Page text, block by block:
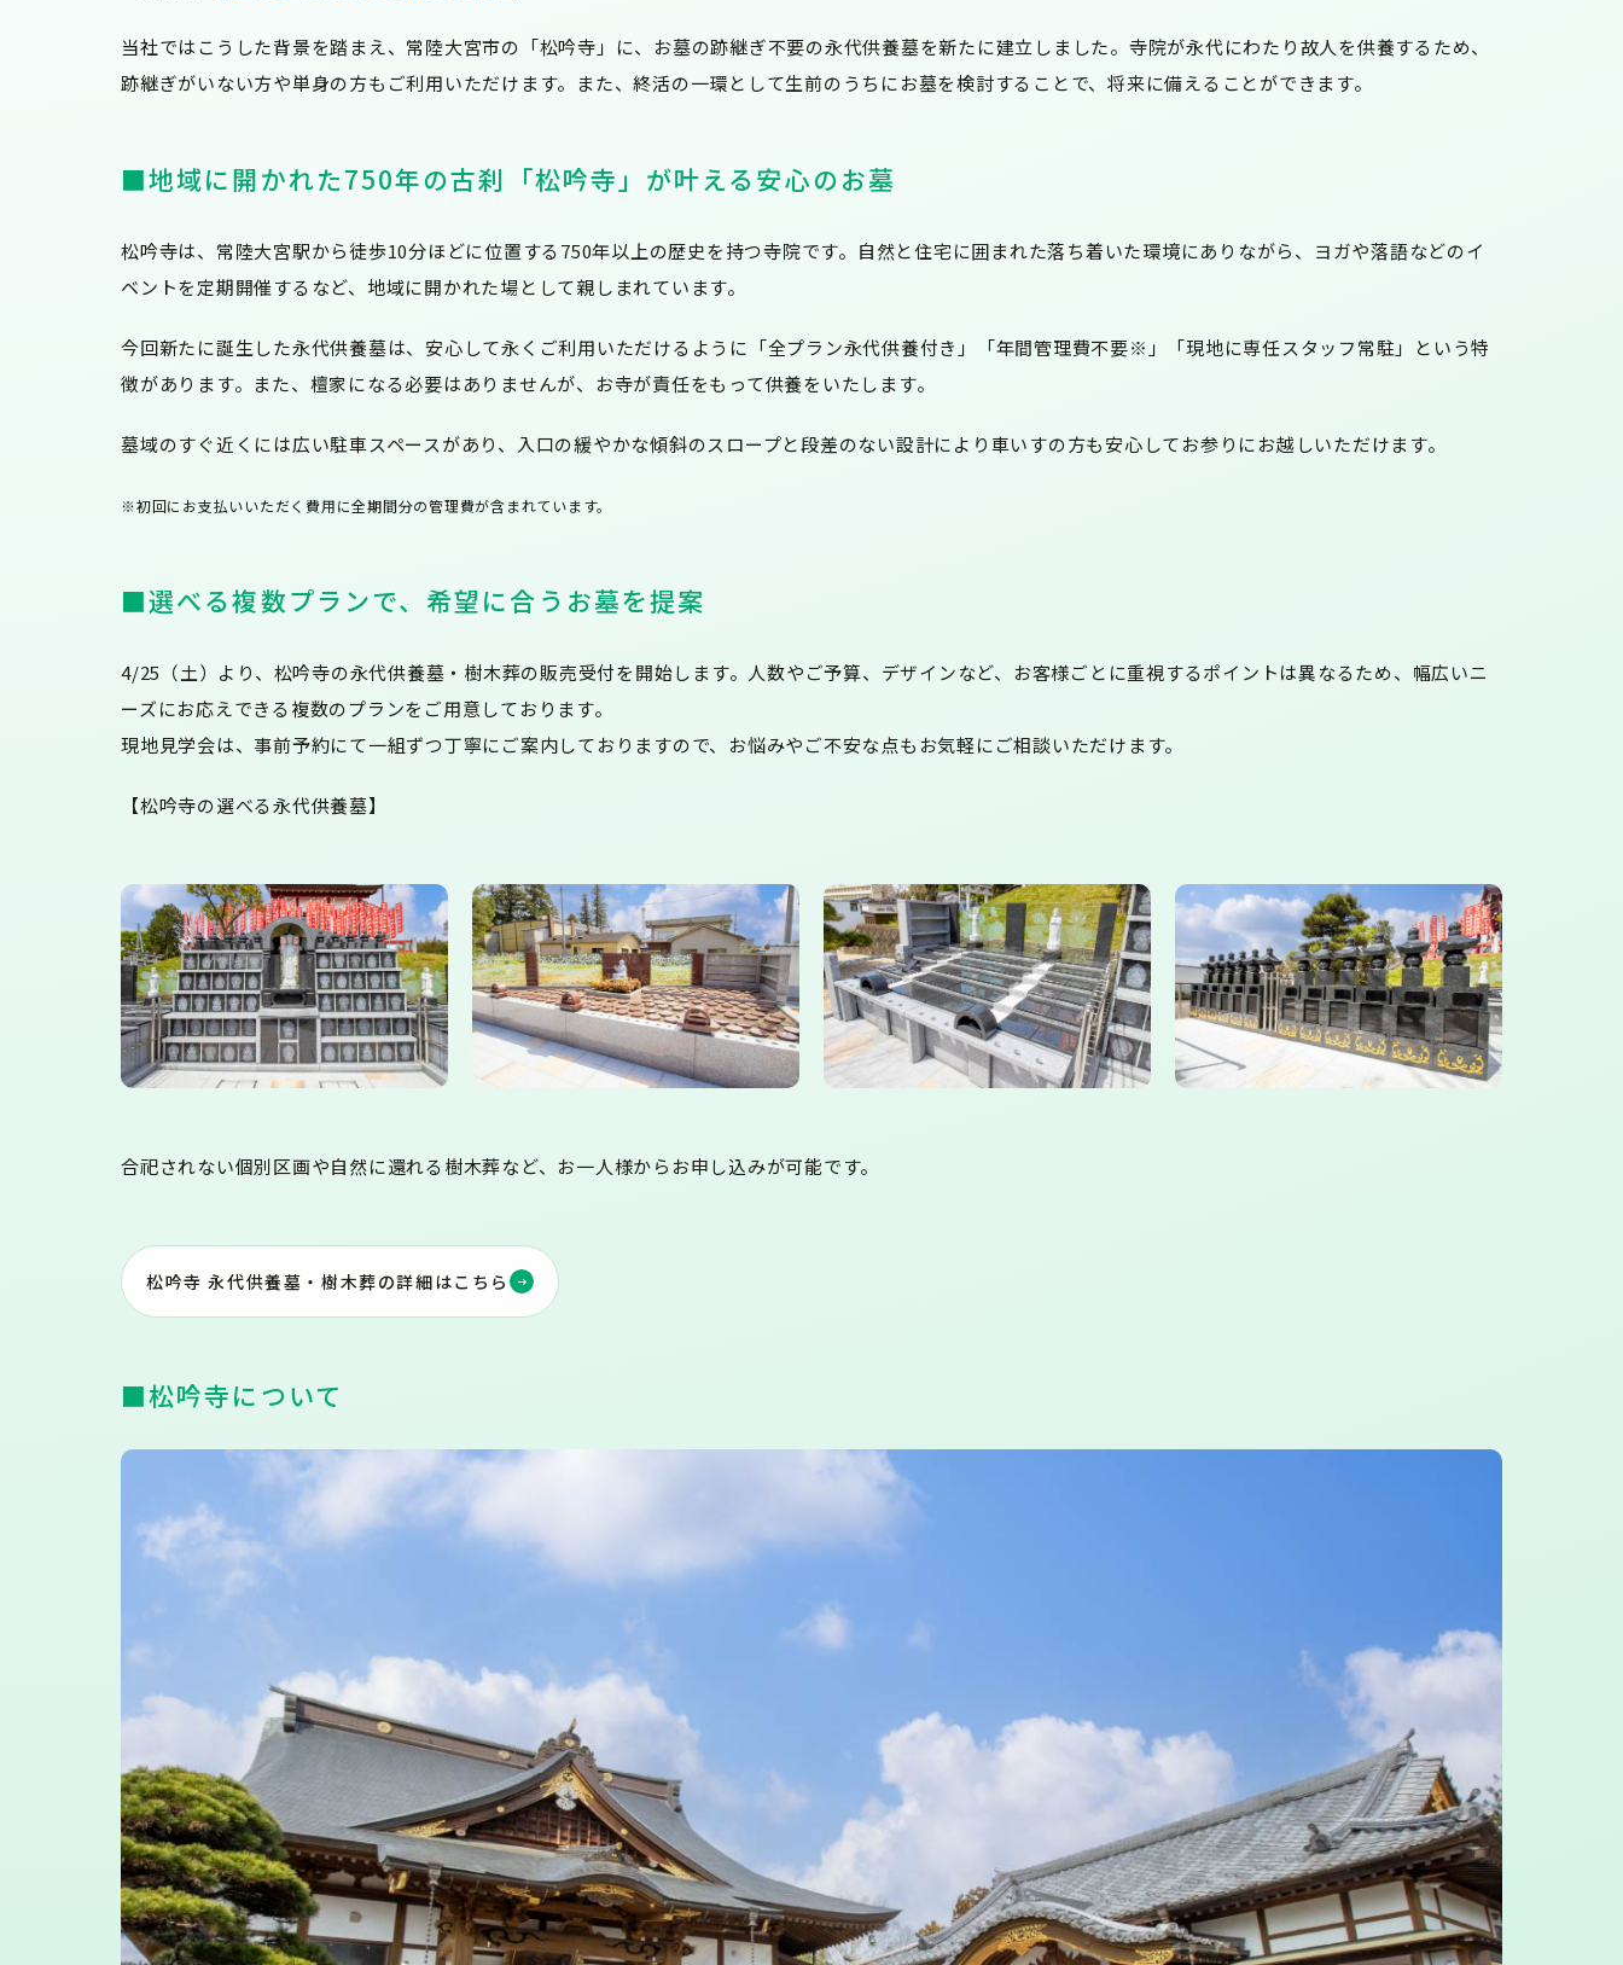
当社ではこうした背景を踏まえ、常陸大宮市の「松吟寺」に、お墓の跡継ぎ不要の永代供養墓を新たに建立しました。寺院が永代にわたり故人を供養するため、
跡継ぎがいない方や単身の方もご利用いただけます。また、終活の一環として生前のうちにお墓を検討することで、将来に備えることができます。
■地域に開かれた750年の古刹「松吟寺」が叶える安心のお墓
松吟寺は、常陸大宮駅から徒歩10分ほどに位置する750年以上の歴史を持つ寺院です。自然と住宅に囲まれた落ち着いた環境にありながら、ヨガや落語などのイ
ベントを定期開催するなど、地域に開かれた場として親しまれています。
今回新たに誕生した永代供養墓は、安心して永くご利用いただけるように 「全プラン永代供養付き」「年間管理費不要※」「現地に専任スタッフ常駐」
という特
徴があります。また、檀家になる必要はありませんが、お寺が責任をもって供養をいたします。
墓域のすぐ近くには広い駐車スペースがあり、入口の緩やかな傾斜のスロープと段差のない設計により車いすの方も安心してお参りにお越しいただけます。
※初回にお支払いいただく費用に全期間分の管理費が含まれています。
■選べる複数プランで、希望に合うお墓を提案
4/25（土）より、松吟寺の永代供養墓・樹木葬の販売受付を開始します。人数やご予算、デザインなど、お客様ごとに重視するポイントは異なるため、幅広いニ
ーズにお応えできる複数のプランをご用意しております。
現地見学会は、事前予約にて一組ずつ丁寧にご案内しておりますので、お悩みやご不安な点もお気軽にご相談いただけます。
【松吟寺の選べる永代供養墓】
合祀されない個別区画や自然に還れる樹木葬など、お一人様からお申し込みが可能です。
松吟寺 永代供養墓・樹木葬の詳細はこちら
■松吟寺について